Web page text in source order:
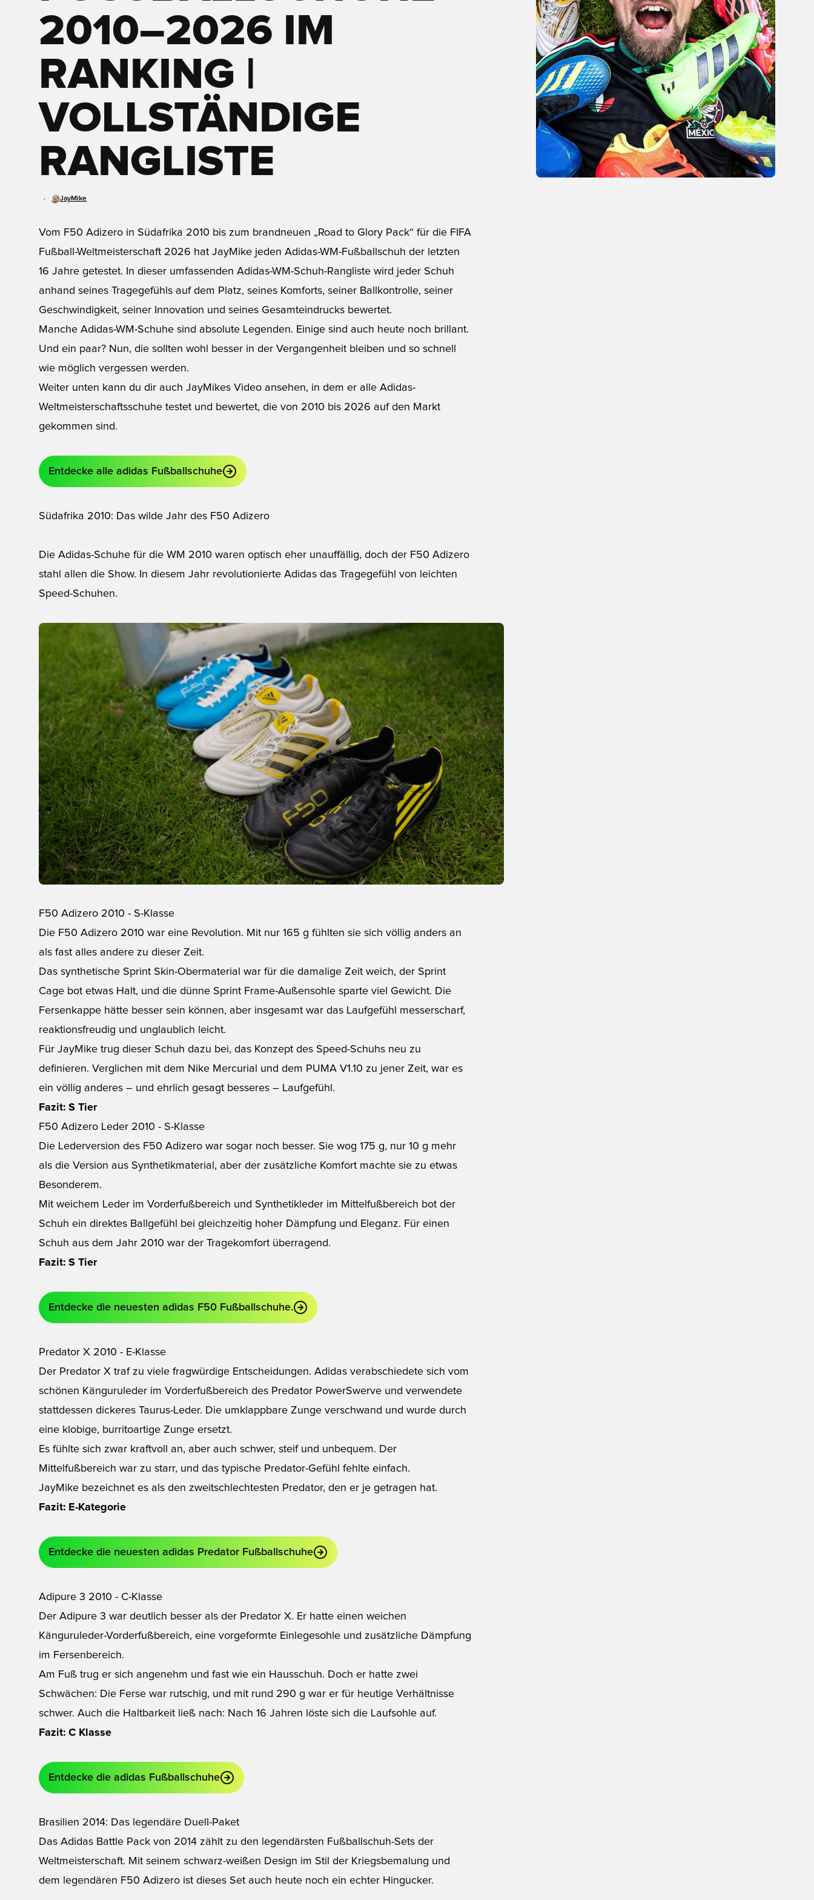
010–2026 IM R
ANKING | V
OLLSTÄNDIGE R
ANGLISTE
JayMike
Vom F50 Adizero in Südafrika 2010 bis zum brandneuen „Road to Glory Pack“ für die FIFA
Fußball-Weltmeisterschaft 2026 hat JayMike jeden Adidas-WM-Fußballschuh der letzten
16 Jahre getestet. In dieser umfassenden Adidas-WM-Schuh-Rangliste wird jeder Schuh
anhand seines Tragegefühls auf dem Platz, seines Komforts, seiner Ballkontrolle, seiner
Geschwindigkeit, seiner Innovation und seines Gesamteindrucks bewertet.
Manche Adidas-WM-Schuhe sind absolute Legenden. Einige sind auch heute noch brillant.
Und ein paar? Nun, die sollten wohl besser in der Vergangenheit bleiben und so schnell
wie möglich vergessen werden.
Weiter unten kann du dir auch JayMikes Video ansehen, in dem er alle Adidas-
Weltmeisterschaftsschuhe testet und bewertet, die von 2010 bis 2026 auf den Markt
gekommen sind.
Entdecke alle adidas Fußballschuhe
Südafrika 2010: Das wilde Jahr des F50 Adizero
Die Adidas-Schuhe für die WM 2010 waren optisch eher unauffällig, doch der F50 Adizero
stahl allen die Show. In diesem Jahr revolutionierte Adidas das Tragegefühl von leichten
Speed-Schuhen.
F50 Adizero 2010 - S-Klasse
Die F50 Adizero 2010 war eine Revolution. Mit nur 165 g fühlten sie sich völlig anders an
als fast alles andere zu dieser Zeit.
Das synthetische Sprint Skin-Obermaterial war für die damalige Zeit weich, der Sprint
Cage bot etwas Halt, und die dünne Sprint Frame-Außensohle sparte viel Gewicht. Die
Fersenkappe hätte besser sein können, aber insgesamt war das Laufgefühl messerscharf,
reaktionsfreudig und unglaublich leicht.
Für JayMike trug dieser Schuh dazu bei, das Konzept des Speed-Schuhs neu zu
definieren. Verglichen mit dem Nike Mercurial und dem PUMA V1.10 zu jener Zeit, war es
ein völlig anderes – und ehrlich gesagt besseres – Laufgefühl.
Fazit: S Tier
F50 Adizero Leder 2010 - S-Klasse
Die Lederversion des F50 Adizero war sogar noch besser. Sie wog 175 g, nur 10 g mehr
als die Version aus Synthetikmaterial, aber der zusätzliche Komfort machte sie zu etwas
Besonderem.
Mit weichem Leder im Vorderfußbereich und Synthetikleder im Mittelfußbereich bot der
Schuh ein direktes Ballgefühl bei gleichzeitig hoher Dämpfung und Eleganz. Für einen
Schuh aus dem Jahr 2010 war der Tragekomfort überragend.
Fazit: S Tier
Entdecke die neuesten adidas F50 Fußballschuhe.
Predator X 2010 - E-Klasse
Der Predator X traf zu viele fragwürdige Entscheidungen. Adidas verabschiedete sich vom
schönen Känguruleder im Vorderfußbereich des Predator PowerSwerve und verwendete
stattdessen dickeres Taurus-Leder. Die umklappbare Zunge verschwand und wurde durch
eine klobige, burritoartige Zunge ersetzt.
Es fühlte sich zwar kraftvoll an, aber auch schwer, steif und unbequem. Der
Mittelfußbereich war zu starr, und das typische Predator-Gefühl fehlte einfach.
JayMike bezeichnet es als den zweitschlechtesten Predator, den er je getragen hat.
Fazit: E-Kategorie
Entdecke die neuesten adidas Predator Fußballschuhe
Adipure 3 2010 - C-Klasse
Der Adipure 3 war deutlich besser als der Predator X. Er hatte einen weichen
Känguruleder-Vorderfußbereich, eine vorgeformte Einlegesohle und zusätzliche Dämpfung
im Fersenbereich.
Am Fuß trug er sich angenehm und fast wie ein Hausschuh. Doch er hatte zwei
Schwächen: Die Ferse war rutschig, und mit rund 290 g war er für heutige Verhältnisse
schwer. Auch die Haltbarkeit ließ nach: Nach 16 Jahren löste sich die Laufsohle auf.
Fazit: C Klasse
Entdecke die adidas Fußballschuhe
Brasilien 2014: Das legendäre Duell-Paket
Das Adidas Battle Pack von 2014 zählt zu den legendärsten Fußballschuh-Sets der
Weltmeisterschaft. Mit seinem schwarz-weißen Design im Stil der Kriegsbemalung und
dem legendären F50 Adizero ist dieses Set auch heute noch ein echter Hingucker.